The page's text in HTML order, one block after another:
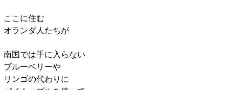
ここに住む
オランダ人たちが
南国では手に入らない
ブルーベリーや
リンゴの代わりに